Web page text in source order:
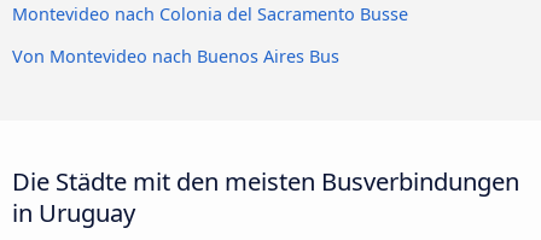
Montevideo nach Colonia del Sacramento Busse
Von Montevideo nach Buenos Aires Bus
Die Städte mit den meisten Busverbindungen
in Uruguay